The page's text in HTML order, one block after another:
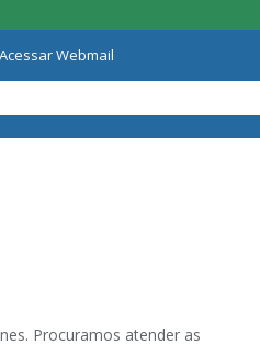
Acessar Webmail
Procuramos atender as